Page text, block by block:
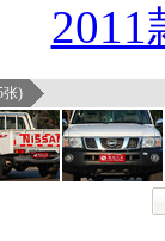
2011
张)